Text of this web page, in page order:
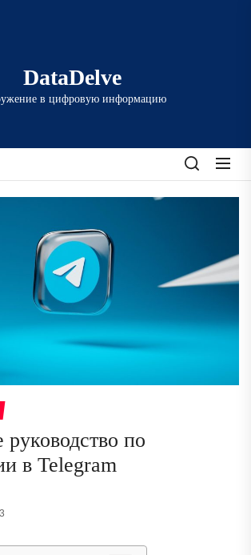
DataDelve
в цифровую информацию
по
в Telegram